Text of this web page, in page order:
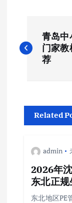
章
航
青岛中
门家教
荐
Related
admin
2026年
东北正
东北地区PE